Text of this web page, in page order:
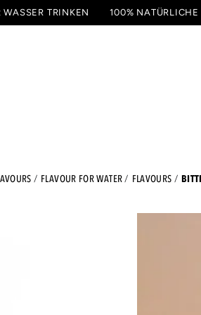
TRINKEN 100% NATÜRLICHE
GETRÄNKE
FLAVOUR FOR WATER FLAVOURS